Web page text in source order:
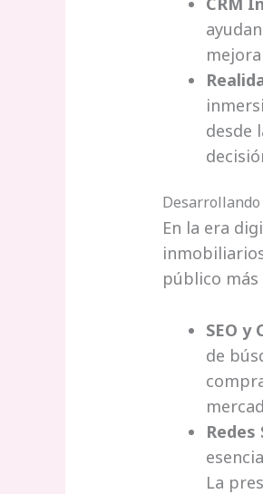
desde
En la era
público
SEO y
de
Redes
La